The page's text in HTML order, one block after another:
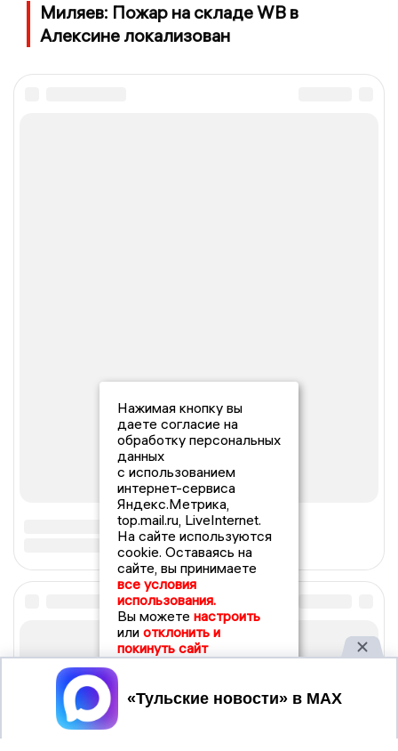
Миляев: Пожар на складе WB в
Алексине локализован
Нажимая кнопку вы
даете согласие на
обработку персональных
данных
с использованием
интернет-сервиса
Яндекс.Метрика,
top.mail.ru, LiveInternet.
На сайте используются
cookie. Оставаясь на
сайте, вы принимаете
все условия
использования.
Вы можете настроить
или отклонить и
покинуть сайт
Принять